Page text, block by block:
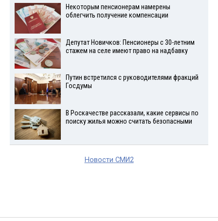
Некоторым пенсионерам намерены
облегчить получение компенсации
Депутат Новичков: Пенсионеры с 30-летним
стажем на селе имеют право на надбавку
Путин встретился с руководителями фракций
Госдумы
В Роскачестве рассказали, какие сервисы по
поиску жилья можно считать безопасными
Новости СМИ2